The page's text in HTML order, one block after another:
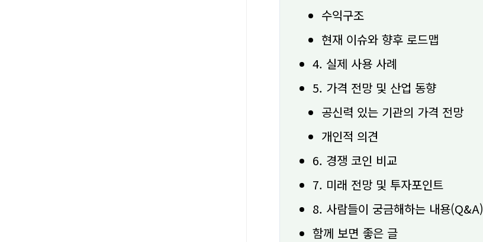
수익구조
현재 이슈와 향후 로드맵
4. 실제 사용 사례
5. 가격 전망 및 산업 동향
공신력 있는 기관의 가격 전망
개인적 의견
6. 경쟁 코인 비교
7. 미래 전망 및 투자포인트
8. 사람들이 궁금해하는 내용(Q&A)
함께 보면 좋은 글